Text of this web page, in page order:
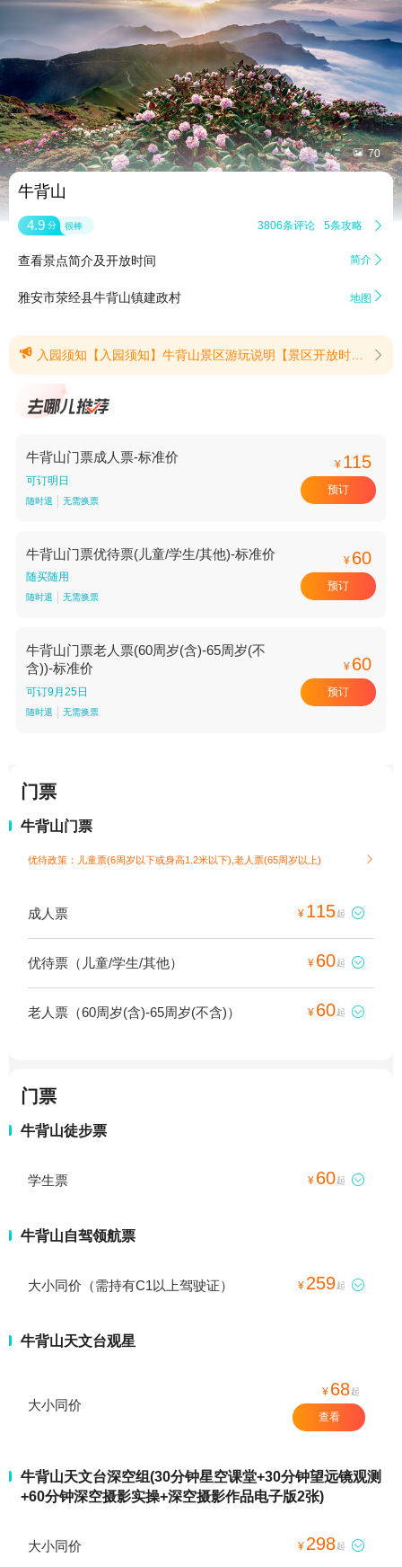
 70
牛背山
4.9 分 很棒 3806条评论 5条攻略 
查看景点简介及开放时间 简介 
雅安市荥经县牛背山镇建政村 地图 
 入园须知【入园须知】牛背山景区游玩说明【景区开放时间】1.夏季（4月1日至10月31日）：8:30---17:00，一日游游客截止入园时间14：00。2.冬季（11月1日至3月31日）：8:30--16:00，一日游游客截止入园时间12:00【观光车运行时间】1.夏季（4月1日至10月31日）：长海子至乾坤岭：8:30--17:00，乾坤岭至长海子：9:00--17:302.冬季（11月1日至3月31日）：长海子至乾坤岭：8:30--16:00，乾坤岭至长海子：9:00--16:30特别说明：极端天气运行时间会有所调整，请以景区临时通知为准，详情咨询：15281293494【夜徒开放时间】节假日、周六、周日凌晨1:30--3:30【夜徒注意事项】1.预订时请选择开放日期下单，请至少提前一天预约，请驾车前往悦山长廊检票。2.有高反、心脑血管基础病史、呼吸系统病史、贫血者、大型手术初愈者、孕妇等不建议参与。3.请带好头灯、登山杖、手套等通用工具，冬季增加冰爪、保温毯、帽子等；夏季增加雨衣和鞋套等。4.夜徒上山需全程徒步，下山可全程徒步或乘坐UTV到乾坤岭（需另行收费）再换乘景区观光车返回。5.特别说明：极端天气可能无法运行，请以景区临时通知为准，详情咨询：19169773204【团队自驾注意事项】1.每天发车时间（1）夏季（4月1日至10月31日）：上行时间：8:20、10:30、12:00、14:00、16:00、17:30下行时间：9:50、11:20、13:00、16:10、18:10；（2）冬季（11月1日至3月31日）：上行时间：8:30、10:30、12:00、14:00、15:00、16:30下行时间：9:50、12:20、13:00、15:00、17;00（3）一日游客自驾上山截止时间夏季14:00、冬季12:00，住店游客自驾上山截止时间为夏季18:30、冬季16:30；（4）以上为暂定时间，如遭遇极端天气或景区道路无法通车会有所调整，详情敬请关注“牛背山景区”官方微信公众号和咨询景区工作人员。2.发车要求（1）满5辆以上车辆发车；（2）每辆车须签订进山协议（安全承诺书），并缴纳200元保证金；（3）长海子至山顶往返均需景区领航车带队；（4）所有上山车辆须领取进山证，出园时交回；（5）所有上山人员门票和车辆领航票均需通过检票口检完票上车；（6）所有自驾车辆限7座（含7座）以下；（7）所有自驾车辆需自备防滑链。3.报名及购票渠道：牛背山景区官方微信公众号。4.报名要求（1）驾驶员须C1以上驾驶证；（2）驾驶员须1年以上驾龄 ；（3）驾驶员身体状况良好，未有严重影响驾驶各类疾病。5.其他注意事项（1）驾驶员严格按照景区规定驾驶，沿途不超速、不停留、不超车，景区内限速35公里/小时。（2）一日游客人，夏季须在18:10前、冬季须在17:00前集合下山，景区将在闭园后进行车辆清场。（3）所有车辆需听从景区工作人员指挥，安全驾驶，舒心游玩，如造成混乱或损失，景区将扣除保证金，并有权追偿不足部分。6.咨询电话：15881238077【门票优惠政策】1.对6周岁以下（含6周岁）或身高1.2米以下含（1.2米）的儿童、65周岁以上（含65周岁）老年人、现役军人、警察、消防员、复退役军人、残疾人凭相关证件实行免费。2.对1.2米至1.5米（含1.5米）未成年人和经民政部门核准的城乡低保对象或特困人员半票优惠。3.60周岁（含60周岁）至65周岁老年人，在非国家法定节假日免收门票，在国家法定节假日实行门票半价优惠。学生持全日制学生证实行半价优惠（不含研究生，博士生）。4.中国摄影家协会/各省/直辖市摄影家协会会员、新闻媒体记者凭有效证件免票，8KRAW、视觉中国、国家地理等认证摄影师凭平台标识免票。【发票说明】联系商家开发票【退改说明】未使用可退【温馨提示】欢迎您来到中国·牛背山景区，景区最高海拔3666米，海拔落差较大，且气候多变，观光车到达终点为乾坤岭，最后登顶需徒步约50分钟，垂直上升速度过快，易出现高反现象，对身体素质有一定要求。景色虽美，为了广大游客的安全，现景区经营管理人以书面形式告知游客以下事宜：1.提请3岁（含）以下幼童、65岁（含）以上人群谨慎前往。65岁以上游客需出具近一周内二甲及以上医院体检健康证明，无高血压、无慢性疾病及心脑血管疾病等。2.心血管疾病患者（如高血压、心功能不全心肌缺氧、心肌梗塞等）不建议进入景区。3.脑血管疾病患者（如脑栓塞、脑出血、脑肿瘤等）不建议进入景区。4.呼吸系统疾病患者（如肺气肿、肺心病等）不建议进入景区。5.精神病患者（如癫痛及各种精神病人）不建议进入景区。6.贫血病患者（如血红蛋白量水平在50克/升以下人员）不建议进入景区。7.大中型手术的恢复期病患者不建议进入景区。8.较重的骨质疏松患者、较重的膝关节疾病患者及甲亢患者不建议进入景区。9.孕妇及行动不便者、体弱多病及有高原反应者不建议进入景区。10.其他不适宜参加户外活动的人员不建议进入景区。11.景区自然景观，日出、云海、佛光、贡嘎雪山、星空、夕阳都依托于自然天气，入园检票前请了解、咨询景区天气情况，检票入园后因天气原因概不退票。12.禁止携带火源、火种、化学品和易燃易爆品进入景区。景区内禁止燃放烟花爆竹、孔明灯；禁止野外用火。禁止携带宠物进入景区。禁止在景区内私搭帐篷。请游客仔细阅读以上指南，并确认自身身体状况能够进入景区，并自行承担对此产生的全部后果。【咨询电话】0835-3573666、15281293494(提示有效期2026/5/21至2026/8/31) 
牛背山门票成人票-标准价
可订明日
随时退 无需换票
¥ 115
预订
牛背山门票优待票(儿童/学生/其他)-标准价
随买随用
随时退 无需换票
¥ 60
预订
牛背山门票老人票(60周岁(含)-65周岁(不
含))-标准价
可订9月25日
随时退 无需换票
¥ 60
预订
门票
牛背山门票
优待政策：儿童票(6周岁以下或身高1.2米以下),老人票(65周岁以上) 
成人票 ¥ 115起 
优待票（儿童/学生/其他） ¥ 60起 
老人票（60周岁(含)-65周岁(不含)） ¥ 60起 
门票
牛背山徒步票
学生票 ¥ 60起 
牛背山自驾领航票
大小同价（需持有C1以上驾驶证） ¥ 259起 
牛背山天文台观星
大小同价
¥ 68起
查看
牛背山天文台深空组(30分钟星空课堂+30分钟望远镜观测
+60分钟深空摄影实操+深空摄影作品电子版2张)
大小同价 ¥ 298起 